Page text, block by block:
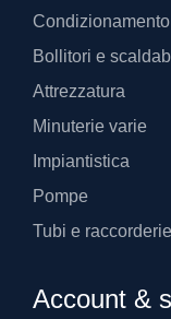
Condizionamento
Bollitori e
Attrezzatura
Minuterie varie
Impiantistica
Pompe
Tubi e raccorderie
Account &